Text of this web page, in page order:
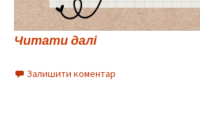
Читати далі
Залишити коментар